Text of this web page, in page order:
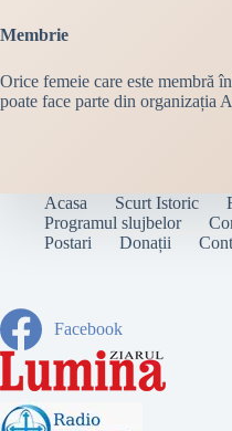
Membrie
Orice femeie care este membră
poate face parte din organizația
Acasa Scurt Istoric
Programul slujbelor
Postari
Donații
Facebook